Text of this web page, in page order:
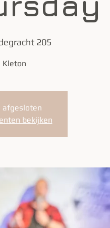
205
Kleton
afgesloten
bekijken